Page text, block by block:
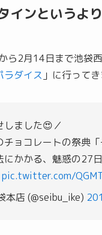
インというよ
ら2月14日まで池袋
ラダイス 」に行ってき
しました😍／
チョコレートの祭典
にかかる、魅惑の27
pic.twitter.com/
本店 (@seibu_ike)